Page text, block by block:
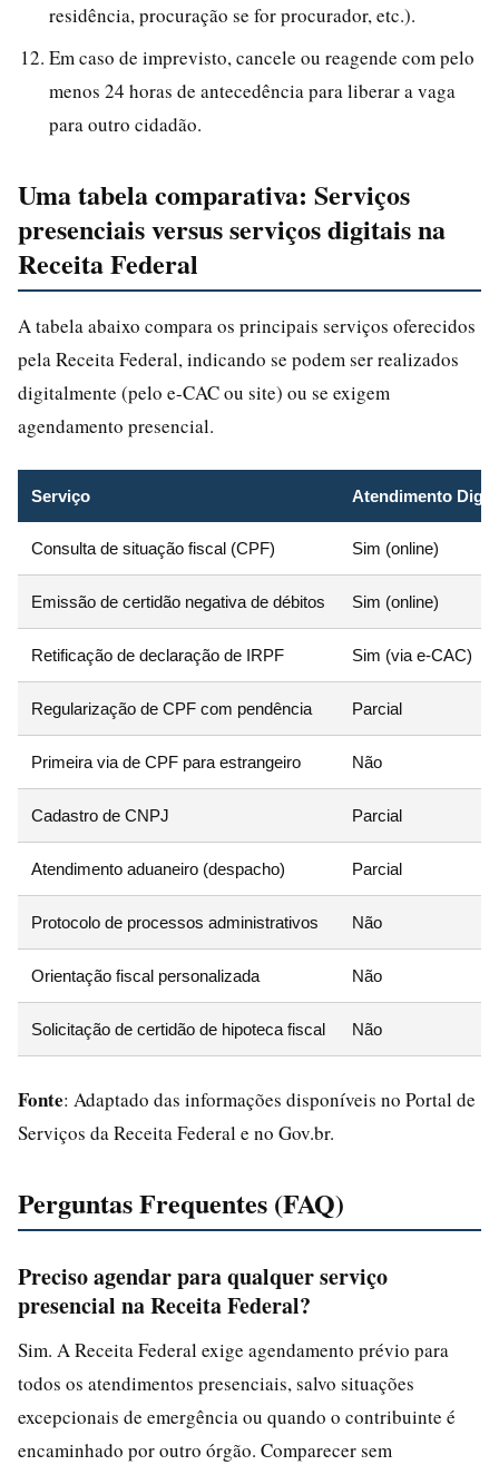
residência, procuração se for procurador, etc.).
Em caso de imprevisto, cancele ou reagende com pelo
menos 24 horas de antecedência para liberar a vaga
para outro cidadão.
Uma tabela comparativa: Serviços
presenciais versus serviços digitais na
Receita Federal
A tabela abaixo compara os principais serviços oferecidos
pela Receita Federal, indicando se podem ser realizados
digitalmente (pelo e-CAC ou site) ou se exigem
agendamento presencial.
Serviço Atendimento
Consulta de situação fiscal (CPF) Sim (online)
Emissão de certidão negativa de débitos Sim (online)
Retificação de declaração de IRPF Sim (via e-CAC)
Regularização de CPF com pendência Parcial
Primeira via de CPF para estrangeiro Não
Cadastro de CNPJ Parcial
Atendimento aduaneiro (despacho) Parcial
Protocolo de processos administrativos Não
Orientação fiscal personalizada Não
Solicitação de certidão de hipoteca fiscal Não
Fonte: Adaptado das informações disponíveis no Portal de
Serviços da Receita Federal e no Gov.br.
Perguntas Frequentes (FAQ)
Preciso agendar para qualquer serviço
presencial na Receita Federal?
Sim. A Receita Federal exige agendamento prévio para
todos os atendimentos presenciais, salvo situações
excepcionais de emergência ou quando o contribuinte é
encaminhado por outro órgão. Comparecer sem